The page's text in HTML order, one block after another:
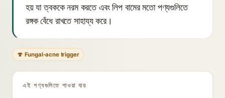
হয় যা ত্বককে নরম করতে এবং লিপ বামের মতো পণ্যগুলিতে
রঙ্গক বেঁধে রাখতে সাহায্য করে।
🍄 Fungal-acne trigger
এই পণ্যগুলিতে পাওয়া যায়